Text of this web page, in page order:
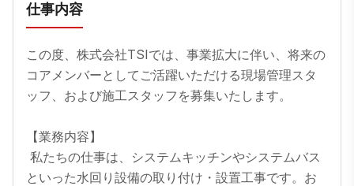
仕事内容
この度、株式会社TSIでは、事業拡大に伴い、将来の
コアメンバーとしてご活躍いただける現場管理スタ
ッフ、および施工スタッフを募集いたします。
【業務内容】
といった水回り設備の取り付け・設置工事です。お